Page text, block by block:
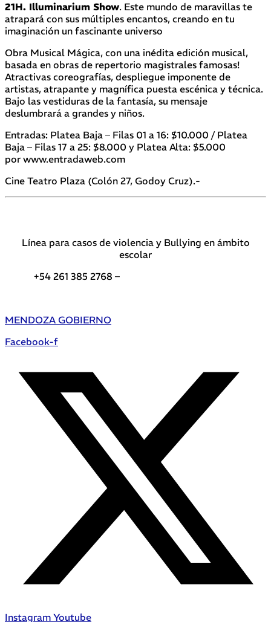
21H. Illuminarium Show. Este mundo de maravillas te
atrapará con sus múltiples encantos, creando en tu
imaginación un fascinante universo
Obra Musical Mágica, con una inédita edición musical,
basada en obras de repertorio magistrales famosas!
Atractivas coreografías, despliegue imponente de
artistas, atrapante y magnífica puesta escénica y técnica.
Bajo las vestiduras de la fantasía, su mensaje
deslumbrará a grandes y niños.
Entradas: Platea Baja – Filas 01 a 16: $10.000 / Platea
Baja – Filas 17 a 25: $8.000 y Platea Alta: $5.000
por www.entradaweb.com
Cine Teatro Plaza (Colón 27, Godoy Cruz).-
Línea para casos de violencia y Bullying en ámbito
escolar
+54 261 385 2768 –
MENDOZA GOBIERNO
Facebook-f
Instagram Youtube